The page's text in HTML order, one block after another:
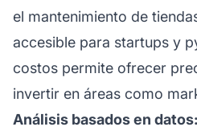
el mantenimiento de
accesible para startups y
costos permite ofrecer
invertir en áreas como
Análisis basados en datos: